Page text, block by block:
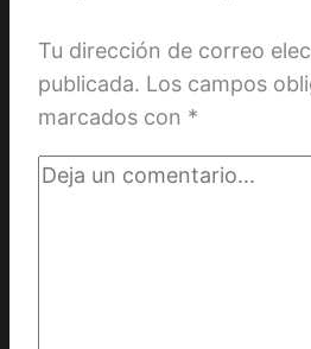
Tu dirección de correo
publicada. Los campos
marcados con *